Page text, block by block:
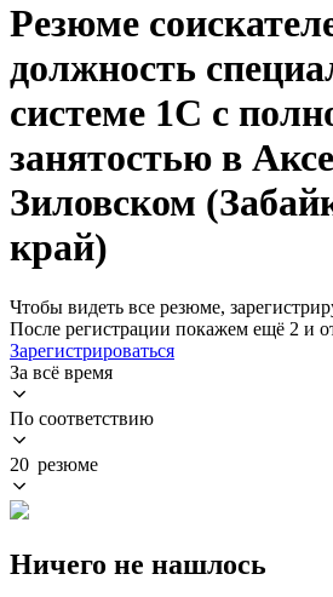
Резюме
должность
системе 1С с
занятостью в
Зиловском
край)
Чтобы видеть все резюме,
После регистрации покажем ещё 2 и
Зарегистрироваться
За всё время
По соответствию
20 резюме
Ничего не нашлось